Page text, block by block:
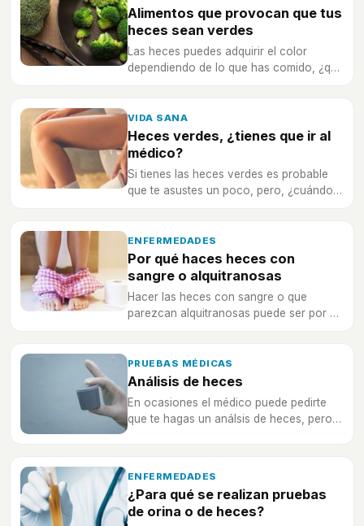
Alimentos que provocan que tus
heces sean verdes
Las heces puedes adquirir el color
dependiendo de lo que has comido, ¿qué
VIDA SANA
Heces verdes, ¿tienes que ir al
médico?
Si tienes las heces verdes es probable
que te asustes un poco, pero, ¿cuándo
ENFERMEDADES
Por qué haces heces con
sangre o alquitranosas
Hacer las heces con sangre o que
parezcan alquitranosas puede ser por un
PRUEBAS MÉDICAS
Análisis de heces
En ocasiones el médico puede pedirte
que te hagas un análsis de heces, pero,
ENFERMEDADES
¿Para qué se realizan pruebas
de orina o de heces?